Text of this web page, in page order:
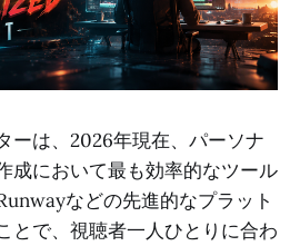
ーは、2026年現在、パーソナ
成において最も効率的なツール
などの先進的なプラット
とで、視聴者一人ひとりに合わ